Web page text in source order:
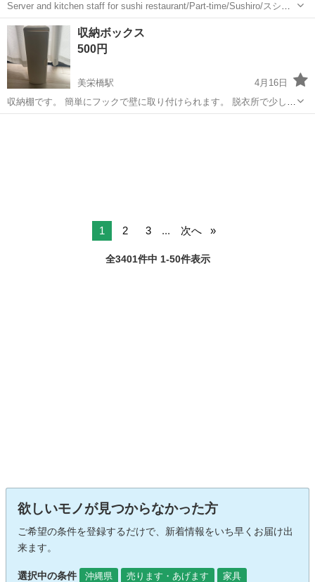
Server and kitchen staff for sushi restaurant/Part-time/Sushiro/スシロ
ー那覇天久店/給与前払い制度あり You will learn about Japanes...
沖縄 那覇市 美栄橋駅
収納ボックス
500円
美栄橋駅
4月16日
収納棚です。 簡単にフックで壁に取り付けられます。 脱衣所で少しの
間、化粧品などいれてました。 トイレにおいてもよいと思います。 高
1 2 3 ... 次へ
全3401件中 1-50件表示
欲しいモノが見つからなかった方
ご希望の条件を登録するだけで、新着情報をいち早くお届け出
来ます。
選択中の条件 沖縄県 売ります・あげます 家具